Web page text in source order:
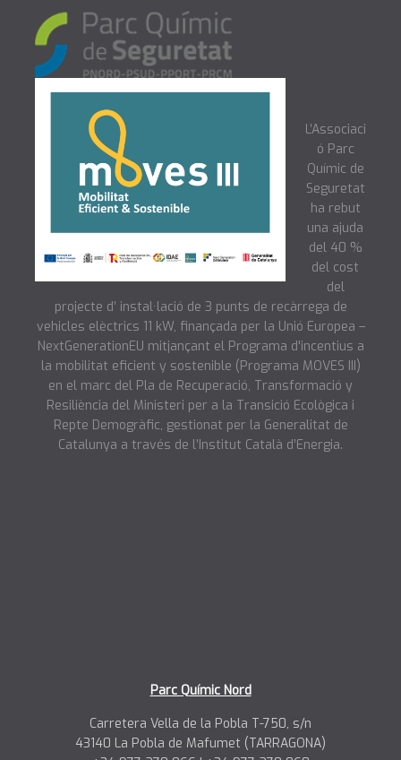
L’Associaci
ó Parc
Químic de
Seguretat
ha rebut
una ajuda
del 40 %
del cost
del
projecte d’ instal·lació de 3 punts de recàrrega de
vehicles elèctrics 11 kW, finançada per la Unió Europea –
NextGenerationEU mitjançant el Programa d'incentius a
la mobilitat eficient y sostenible (Programa MOVES III)
en el marc del Pla de Recuperació, Transformació y
Resiliència del Ministeri per a la Transició Ecològica i
Repte Demogràfic, gestionat per la Generalitat de
Catalunya a través de l’Institut Català d’Energia.
Parc Químic Nord
Carretera Vella de la Pobla T-750, s/n
43140 La Pobla de Mafumet (TARRAGONA)